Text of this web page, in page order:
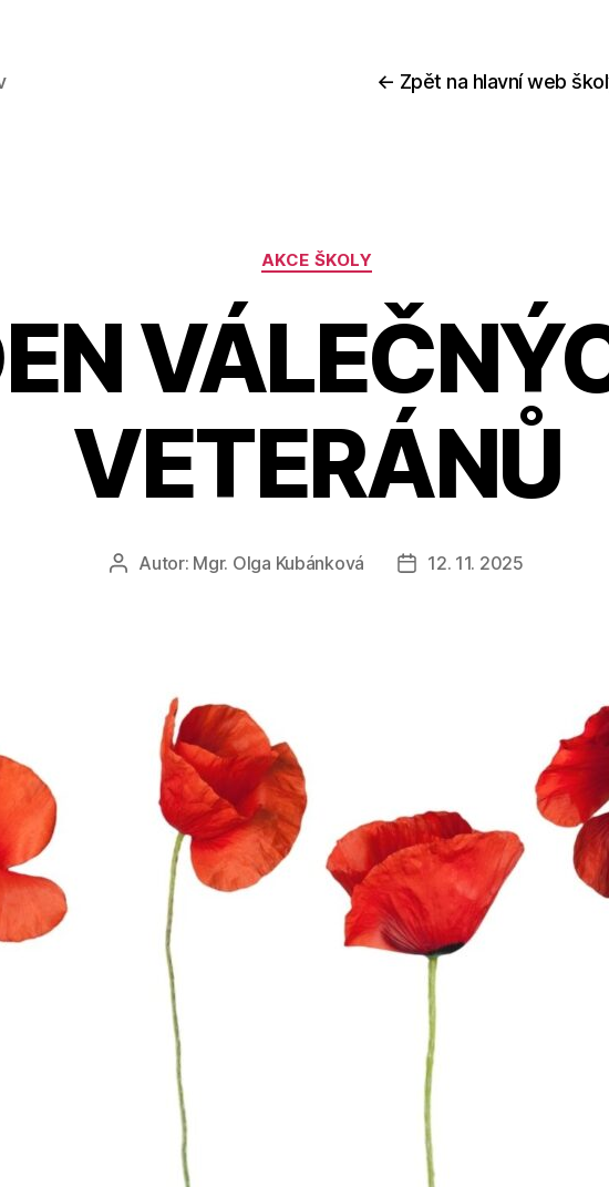
← Zpět na hlavní web
Rubriky
AKCE ŠKOLY
VETERÁNŮ
AutorAutor: Mgr. Olga Kubánková
Datum
12. 11. 2025